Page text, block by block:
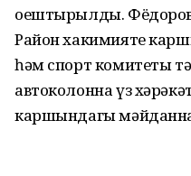
оештырылды.
Район хакимияте
һәм спорт комитеты
автоколонна үз
каршындагы